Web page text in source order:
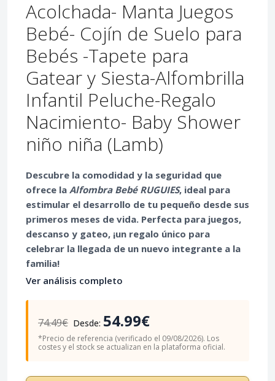
Acolchada- Manta Juegos
Bebé- Cojín de Suelo para
Bebés -Tapete para
Gatear y Siesta-Alfombrilla
Infantil Peluche-Regalo
Nacimiento- Baby Shower
niño niña (Lamb)
Descubre la comodidad y la seguridad que
ofrece la Alfombra Bebé RUGUIES, ideal para
estimular el desarrollo de tu pequeño desde sus
primeros meses de vida. Perfecta para juegos,
descanso y gateo, ¡un regalo único para
celebrar la llegada de un nuevo integrante a la
familia!
Ver análisis completo
74.49€ Desde: 54.99€
*Precio de referencia (verificado el 09/08/2026). Los
costes y el stock se actualizan en la plataforma oficial.